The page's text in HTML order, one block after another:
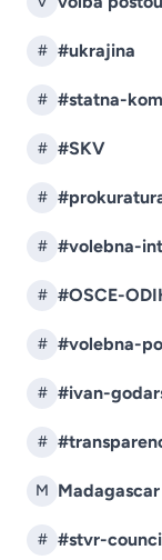
# #ukrajina
# #statna-
# #SKV
#
# #volebna-
# #OSCE-
# #volebna-
# #ivan-
#
M Madagascar
# #stvr-